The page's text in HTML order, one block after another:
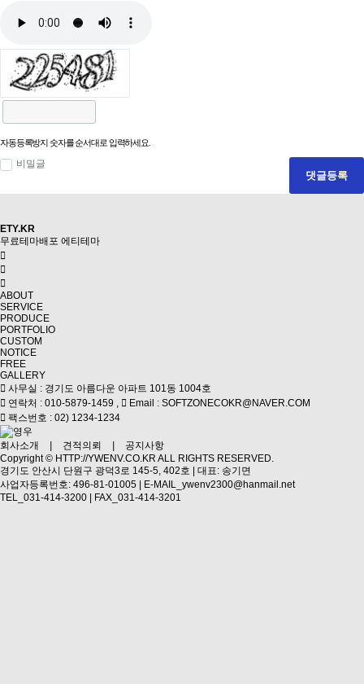
자동등록방지 숫자를 순서대로 입력하세요.
비밀글
댓글등록
ETY.KR
무료테마배포 에티테마
ABOUT
SERVICE
PRODUCE
PORTFOLIO
CUSTOM
NOTICE
FREE
GALLERY
사무실 : 경기도 아름다운 아파트 101동 1004호
연락처 : 010-5879-1459 ,
Email : SOFTZONECOKR@NAVER.COM
팩스번호 : 02) 1234-1234
회사소개 견적의뢰
공지사항
Copyright © HTTP://YWENV.CO.KR ALL RIGHTS RESERVED.
경기도 안산시 단원구 광덕3로 145-5, 402호 | 대표: 송기면
사업자등록번호: 496-81-01005 | E-MAIL_ywenv2300@hanmail.net
TEL_031-414-3200 | FAX_031-414-3201